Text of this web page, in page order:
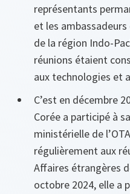
représentants
et les
de la région Indo-
réunions étaient
aux technologies et
C’est en décembre
Corée a participé à
ministérielle de
régulièrement aux
Affaires étrangères
octobre 2024, elle a